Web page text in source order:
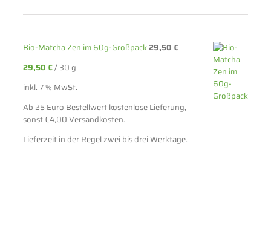
Bio-Matcha Zen im 60g-Großpack29,50€
29,50€/30 g
inkl. 7 % MwSt.
Ab 25 Euro Bestellwert kostenlose Lieferung,
sonst €4,00 Versandkosten.
Lieferzeit in der Regel zwei bis drei Werktage.